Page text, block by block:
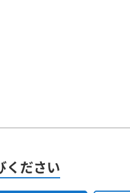
ください